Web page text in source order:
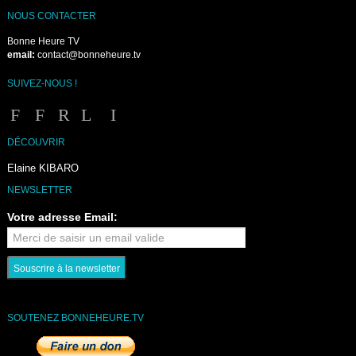
NOUS CONTACTER
Bonne Heure TV
email: contact@bonneheure.tv
SUIVEZ-NOUS !
DÉCOUVRIR
Elaine KIBARO
NEWSLETTER
Votre adresse Email:
SOUTENEZ BONNEHEURE.TV